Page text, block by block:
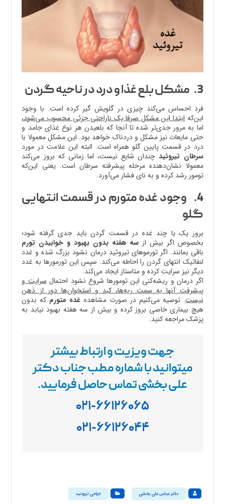
3. مشکل بلع غذا و درد در ناحیه گردن
فرد احساس می‌کند چیزی در گلویش گیر کرده است. با وجود
این‌که ابتدا این مشکل صرفا یک ناراحتی جزئی محسوب می‌شود،
اما به مرور جدی‌تر ‌شده تا آنجا که بلعیدن هر نوع غذای جامد و
حتی مایعات نیز مشکل و دردناک خواهد بود. این مشکل معمولا با
درد در قسمت پایین گلو همراه است. البته این علامت در مورد
سرطان تیروئیدچندان شایع نیست، اما زمانی که بروز می‌کند
معمولا نشان‌دهنده مرحله پیشرفته سرطان است. یعنی این‌که
تومور رشد کرده و به نای فشار می‌آورد.
4. وجود غده متورم در قسمت انتهایی
گلو
بروز یک یا چند غده در قسمت گردن باید جدی گرفته شود؛
بخصوص اگر بیش از سه هفته بدون بهبود و خوابیدن تورم
باقی بمانند. اگر تورموهای تیروئید درمان نشود بزرگ شده و غدد
لنفاتیک انتهای گردن را احاطه می‌کند. سپس این تورمورها به غدد
دیگر نیز سرایت کرده و متاستاز ایجاد می‌کند.
اگر درمان و ریشه‌کنی این تومورها شروع نشود احتمالسرایت و
پیشرفت آنها به سمت ریه‌ها، کبد و استخوان‌ها دور از ذهن
نیست. توصیه می‌کنیم در صورت مشاهده غده متورم که بدون
هیچ بیماری خاصی بروز کرده و بیش از سه هفته بهبود نیابد به
پزشک مراجعه کنید.
جهت ویزیت و ارتباط بیشتر
میتوانید با شماره مطب جناب دکتر
علی بخشی تماس حاصل فرمایید.
۰۲۱-۶۶۱۲۶۰۶۵
۰۲۱-۶۶۱۲۶۰۴۴
دکتر عباس علی بخشی جراحی تیروئید